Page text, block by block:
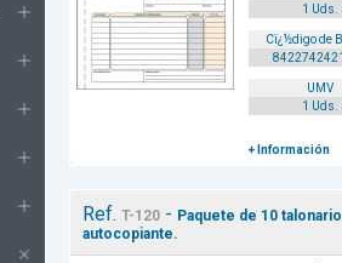
1 Uds.
Cï¿½digo de
UMV
1 Uds.
+ Información
Ref. T-120- Paquete de 10
autocopiante.